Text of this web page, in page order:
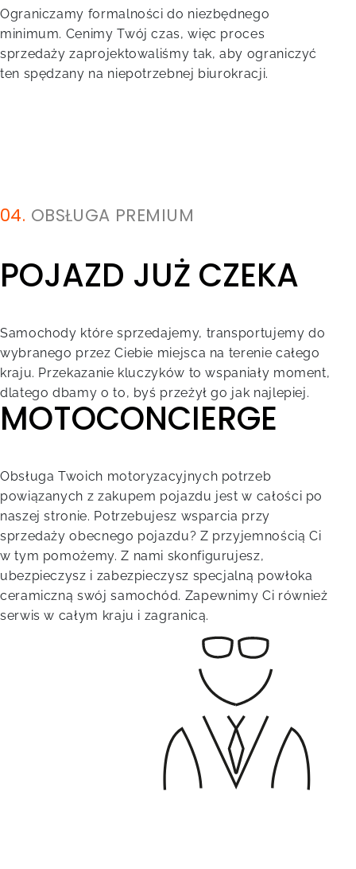
Ograniczamy formalności do niezbędnego
minimum. Cenimy Twój czas, więc proces
sprzedaży zaprojektowaliśmy tak, aby ograniczyć
ten spędzany na niepotrzebnej biurokracji.
04. OBSŁUGA PREMIUM
POJAZD JUŻ CZEKA
Samochody które sprzedajemy, transportujemy do
wybranego przez Ciebie miejsca na terenie całego
kraju. Przekazanie kluczyków to wspaniały moment,
dlatego dbamy o to, byś przeżył go jak najlepiej.
MOTOCONCIERGE
Obsługa Twoich motoryzacyjnych potrzeb
powiązanych z zakupem pojazdu jest w całości po
naszej stronie. Potrzebujesz wsparcia przy
sprzedaży obecnego pojazdu? Z przyjemnością Ci
w tym pomożemy. Z nami skonfigurujesz,
ubezpieczysz i zabezpieczysz specjalną powłoka
ceramiczną swój samochód. Zapewnimy Ci również
serwis w całym kraju i zagranicą.